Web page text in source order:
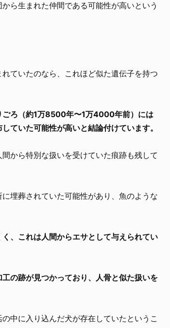
ら生まれた仲間である可能性が高いという
ていたのなら、これほど似た遺伝子を持つ
ごろ（約1万8500年〜1万4000年前）には
ていた可能性が高いと結論付けています。
から特別な扱いを受けていた痕跡も残して
埋葬されていた可能性があり、魚のような
、これは人間からエサとして与えられてい
の跡が見つかっており、人骨と似た扱いを
中に入り込んだ犬が存在していたというこ